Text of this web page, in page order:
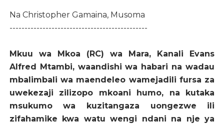
Na Christopher Gamaina, Musoma
----------------------------------------------
Mkuu wa Mkoa (RC) wa Mara, Kanali Evans
Alfred Mtambi, waandishi wa habari na wadau
mbalimbali wa maendeleo wamejadili fursa za
uwekezaji zilizopo mkoani humo, na kutaka
msukumo wa kuzitangaza uongezwe ili
zifahamike kwa watu wengi ndani na nje ya